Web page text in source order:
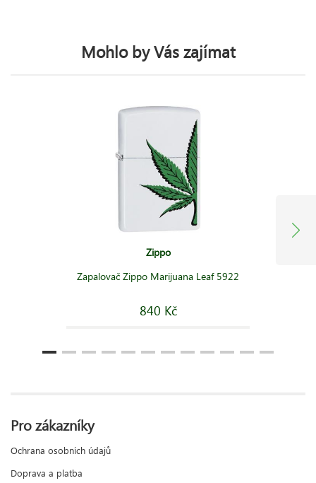
Mohlo by Vás zajímat
Zippo
Zapalovač Zippo Marijuana Leaf 5922
840 Kč
Pro zákazníky
Ochrana osobních údajů
Doprava a platba